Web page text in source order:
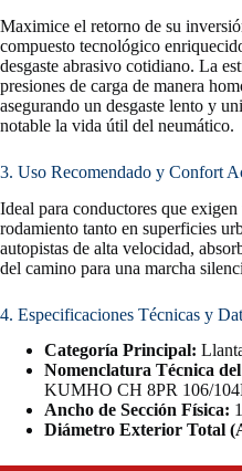
Maximice el retorno de su
compuesto tecnológico
desgaste abrasivo cotidiano. La
presiones de carga de manera
asegurando un desgaste lento y
notable la vida útil del neumático.
3. Uso Recomendado y Confort
Ideal para conductores que
rodamiento tanto en superficies
autopistas de alta velocidad,
del camino para una marcha
4. Especificaciones Técnicas y
Categoría Principal:
Nomenclatura Técnica
KUMHO CH 8PR 106/
Ancho de Sección Física:
Diámetro Exterior Total